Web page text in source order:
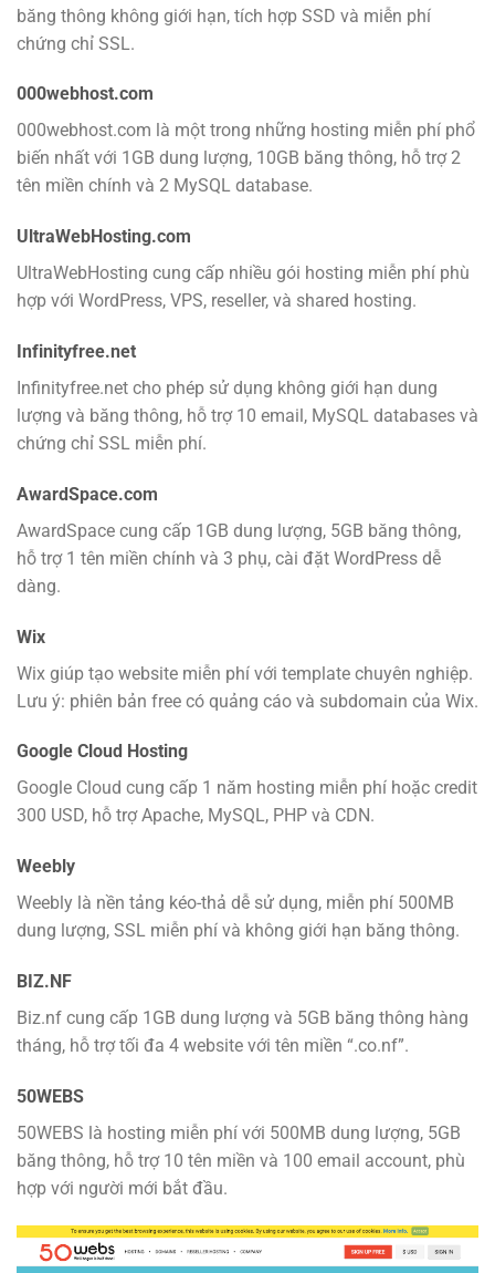
băng thông không giới hạn, tích hợp SSD và miễn phí
chứng chỉ SSL.
000webhost.com
000webhost.com là một trong những hosting miễn phí phổ
biến nhất với 1GB dung lượng, 10GB băng thông, hỗ trợ 2
tên miền chính và 2 MySQL database.
UltraWebHosting.com
UltraWebHosting cung cấp nhiều gói hosting miễn phí phù
hợp với WordPress, VPS, reseller, và shared hosting.
Infinityfree.net
Infinityfree.net cho phép sử dụng không giới hạn dung
lượng và băng thông, hỗ trợ 10 email, MySQL databases và
chứng chỉ SSL miễn phí.
AwardSpace.com
AwardSpace cung cấp 1GB dung lượng, 5GB băng thông,
hỗ trợ 1 tên miền chính và 3 phụ, cài đặt WordPress dễ
dàng.
Wix
Wix giúp tạo website miễn phí với template chuyên nghiệp.
Lưu ý: phiên bản free có quảng cáo và subdomain của Wix.
Google Cloud Hosting
Google Cloud cung cấp 1 năm hosting miễn phí hoặc credit
300 USD, hỗ trợ Apache, MySQL, PHP và CDN.
Weebly
Weebly là nền tảng kéo-thả dễ sử dụng, miễn phí 500MB
dung lượng, SSL miễn phí và không giới hạn băng thông.
BIZ.NF
Biz.nf cung cấp 1GB dung lượng và 5GB băng thông hàng
tháng, hỗ trợ tối đa 4 website với tên miền “.co.nf”.
50WEBS
50WEBS là hosting miễn phí với 500MB dung lượng, 5GB
băng thông, hỗ trợ 10 tên miền và 100 email account, phù
hợp với người mới bắt đầu.